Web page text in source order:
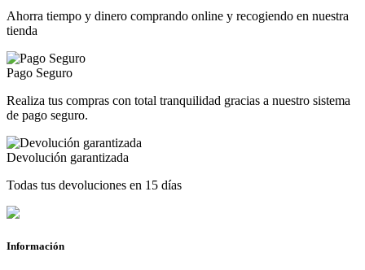
Ahorra tiempo y dinero comprando online y recogiendo en nuestra
tienda
Pago Seguro
Realiza tus compras con total tranquilidad gracias a nuestro sistema
de pago seguro.
Devolución garantizada
Todas tus devoluciones en 15 días
Información